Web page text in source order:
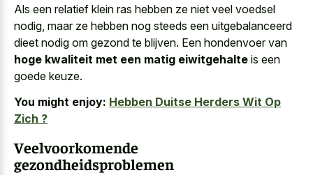
Als een relatief klein ras hebben ze niet veel voedsel
nodig, maar ze hebben nog steeds een uitgebalanceerd
dieet nodig om gezond te blijven. Een hondenvoer van
hoge kwaliteit met een matig eiwitgehalte is een
goede keuze.
You might enjoy: Hebben Duitse Herders Wit Op
Zich ?
Veelvoorkomende
gezondheidsproblemen